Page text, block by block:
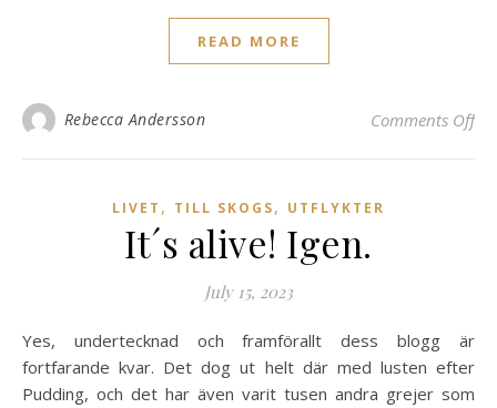
READ MORE
Rebecca Andersson Comments Offon
LIVET , TILL SKOGS, UTFLYKTER
It´s alive! Igen.
July 15, 2023
Yes, undertecknad och framförallt dess blogg är
fortfarande kvar. Det dog ut helt där med lusten efter
Pudding, och det har även varit tusen andra grejer som